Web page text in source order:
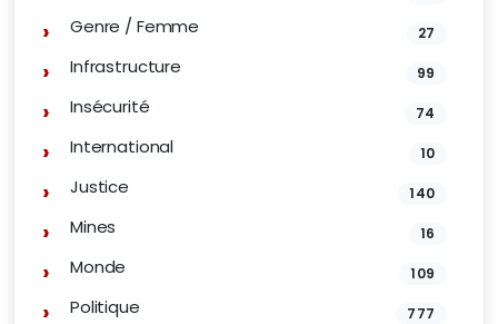
Genre / Femme 27
Infrastructure 99
Insécurité 74
International 10
Justice 140
Mines 16
Monde 109
Politique 777